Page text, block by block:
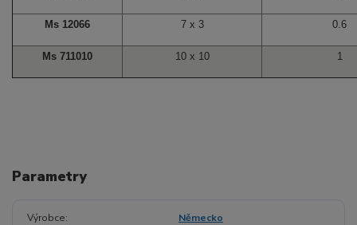
Ms 12066 7 x 3 0.6
Ms 711010 10 x 10 1
Parametry
Výrobce Německo